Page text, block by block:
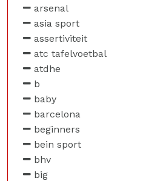
arsenal
asia sport
assertiviteit
atc tafelvoetbal
atdhe
b
baby
barcelona
beginners
bein sport
bhv
big